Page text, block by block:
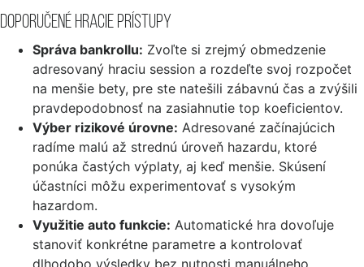
Doporučené hracie prístupy
Správa bankrollu: Zvoľte si zrejmý obmedzenie
adresovaný hraciu session a rozdeľte svoj rozpočet
na menšie bety, pre ste natešili zábavnú čas a zvýšili
pravdepodobnosť na zasiahnutie top koeficientov.
Výber rizikové úrovne: Adresované začínajúcich
radíme malú až strednú úroveň hazardu, ktoré
ponúka častých výplaty, aj keď menšie. Skúsení
účastníci môžu experimentovať s vysokým
hazardom.
Využitie auto funkcie: Automatické hra dovoľuje
stanoviť konkrétne parametre a kontrolovať